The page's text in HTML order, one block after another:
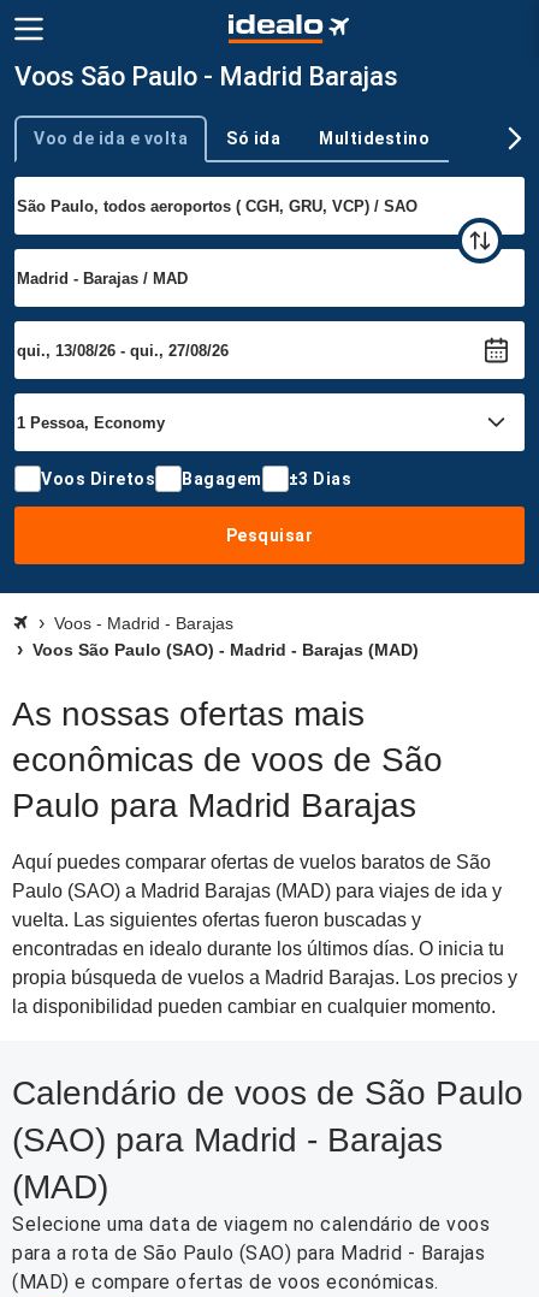
Voos São Paulo - Madrid Barajas
Tipo de viagem
Voo de ida e volta Só ida Multidestino
Voos Diretos Bagagem ±3 Dias
Pesquisar
Voos - Madrid - Barajas
Voos São Paulo (SAO) - Madrid - Barajas (MAD)
As nossas ofertas mais
econômicas de voos de São
Paulo para Madrid Barajas
Aquí puedes comparar ofertas de vuelos baratos de São
Paulo (SAO) a Madrid Barajas (MAD) para viajes de ida y
vuelta. Las siguientes ofertas fueron buscadas y
encontradas en idealo durante los últimos días. O inicia tu
propia búsqueda de vuelos a Madrid Barajas. Los precios y
la disponibilidad pueden cambiar en cualquier momento.
Calendário de voos de São Paulo
(SAO) para Madrid - Barajas
(MAD)
Selecione uma data de viagem no calendário de voos
para a rota de São Paulo (SAO) para Madrid - Barajas
(MAD) e compare ofertas de voos económicas.